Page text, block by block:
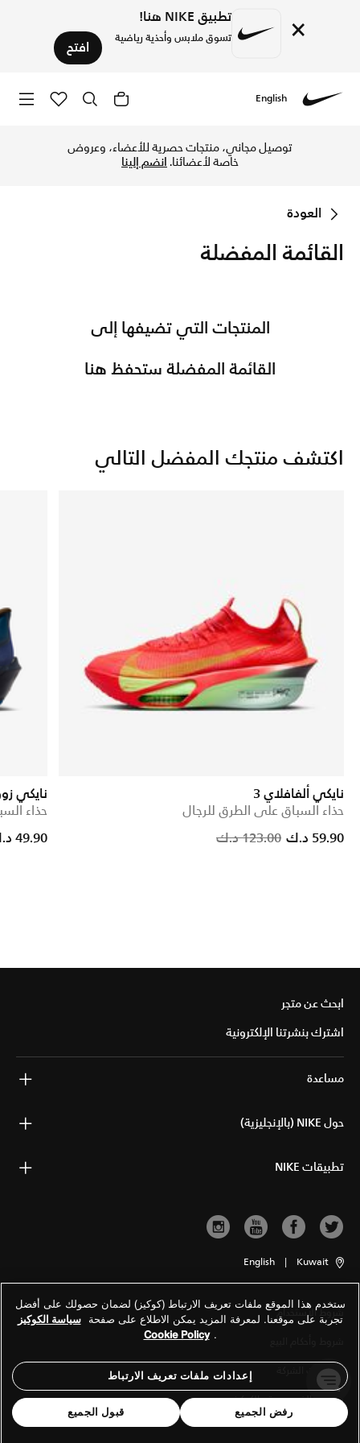
× تطبيق NIKE هنا!
تسوق ملابس وأحذية رياضية افتح
English
توصيل مجاني، منتجات حصرية للأعضاء، وعروض
خاصة لأعضائنا.انضم إلينا
العودة
القائمة المفضلة
المنتجات التي تضيفها إلى
القائمة المفضلة ستحفظ هنا
اكتشف منتجك المفضل التالي
نايكي ألفافلاي 3
حذاء السباق على الطرق للرجال
Price 123.00 د.ك to
59.90 د.ك
نايكي
حذاء
reduced from
to
49.90 د.ك
ابحث عن متجر
اشترك بنشرتنا الإلكترونية
مساعدة
حول NIKE (بالإنجليزية)
تطبيقات NIKE
Kuwait
|
English
شروط الاستخدام
معلومات الشركة
سياسة الخصوصية والكوكيز
ستخدم هذا الموقع ملفات تعريف الارتباط (كوكيز) لضمان حصولك على أفضل
تجربة على موقعنا. لمعرفة المزيد يمكن الاطلاع على صفحة سياسة الكوكيز
.
Cookie Policy
إعدادات ملفات تعريف الارتباط
رفض الجميع قبول الجميع